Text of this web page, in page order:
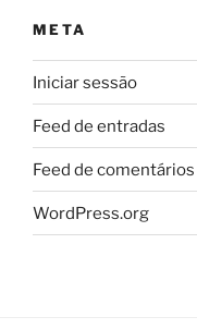
META
Iniciar sessão
Feed de entradas
Feed de comentários
WordPress.org